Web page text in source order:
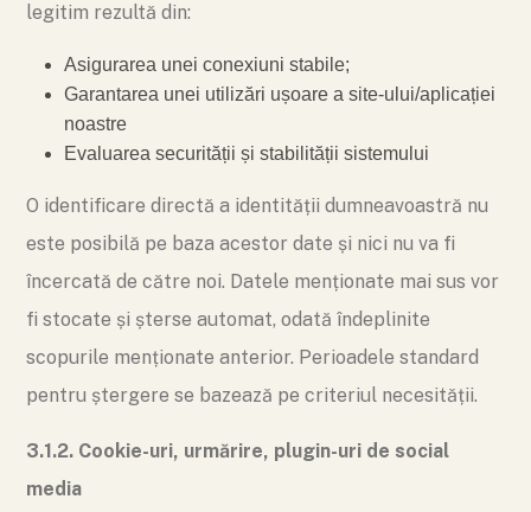
legitim rezultă din:
Asigurarea unei conexiuni stabile;
Garantarea unei utilizări ușoare a site-ului/aplicației
noastre
Evaluarea securității și stabilității sistemului
O identificare directă a identității dumneavoastră nu
este posibilă pe baza acestor date și nici nu va fi
încercată de către noi. Datele menționate mai sus vor
fi stocate și șterse automat, odată îndeplinite
scopurile menționate anterior. Perioadele standard
pentru ștergere se bazează pe criteriul necesității.
3.1.2. Cookie-uri, urmărire, plugin-uri de social
media